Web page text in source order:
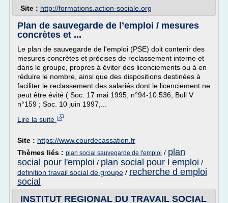
Site : http://formations.action-sociale.org
Plan de sauvegarde de l’emploi / mesures
concrètes et ...
Le plan de sauvegarde de l'emploi (PSE) doit contenir des
mesures concrètes et précises de reclassement interne et
dans le groupe, propres à éviter des licenciements ou à en
réduire le nombre, ainsi que des dispositions destinées à
faciliter le reclassement des salariés dont le licenciement ne
peut être évité ( Soc. 17 mai 1995, n°94-10.536, Bull V
n°159 ; Soc. 10 juin 1997,...
Lire la suite
Site : https://www.courdecassation.fr
Thèmes liés : plan social sauvegarde de l'emploi / plan
social pour l'emploi / plan social pour l emploi /
definition travail social de groupe / recherche d emploi
social
INSTITUT REGIONAL DU TRAVAIL SOCIAL